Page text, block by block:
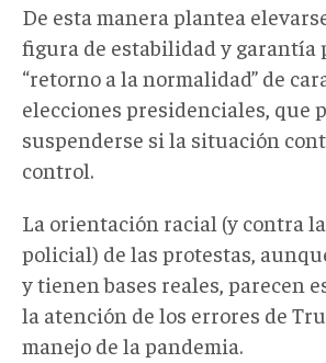
De esta manera plantea
figura de estabilidad y garantía
“retorno a la normalidad” de
elecciones presidenciales, que
suspenderse si la situación
control.
La orientación racial (y contra
policial) de las protestas,
y tienen bases reales, parecen
la atención de los errores de
manejo de la pandemia.